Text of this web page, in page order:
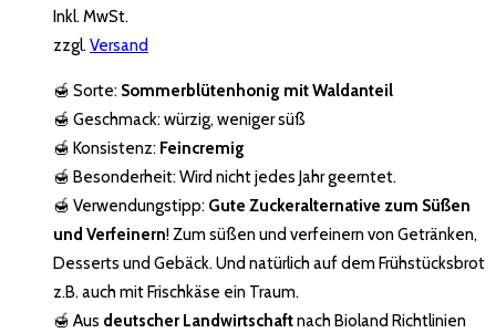
Inkl. MwSt.
zzgl.Versand
🍯 Sorte: Sommerblütenhonig mit Waldanteil
🍯 Geschmack: würzig, weniger süß
🍯 Konsistenz: Feincremig
🍯 Besonderheit: Wird nicht jedes Jahr geerntet.
🍯 Verwendungstipp: Gute Zuckeralternative zum Süßen
und Verfeinern! Zum süßen und verfeinern von Getränken,
Desserts und Gebäck. Und natürlich auf dem Frühstücksbrot
z.B. auch mit Frischkäse ein Traum.
🍯 Aus deutscher Landwirtschaftnach Bioland Richtlinien